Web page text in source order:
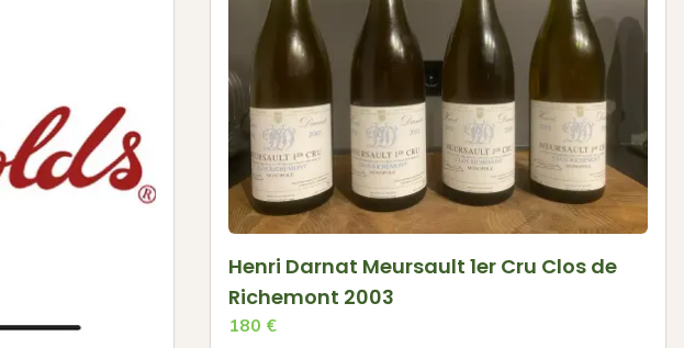
Henri Darnat Meursault 1er Cru Clos de
Richemont 2003
180 €